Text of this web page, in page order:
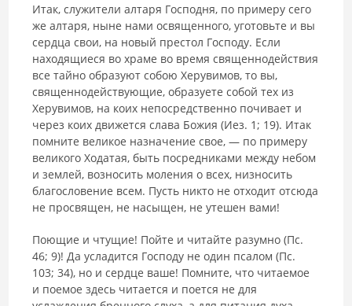
Итак, служители алтаря Господня, по примеру сего
же алтаря, ныне нами освященного, уготовьте и вы
сердца свои, на новый престол Госпо­ду. Если
находящиеся во храме во время священнодействия
все тайно образуют собою Херувимов, то вы,
священнодействующие, образуете собой тех из
Херувимов, на коих непосредственно почивает и
через коих движется слава Божия (Иез. 1; 19). Итак
помните великое назначение свое, — по примеру
великого Ходатая, быть посредниками между небом
и землей, возносить моления о всех, низносить
благословение всем. Пусть никто не отходит отсюда
не просвящен, не насыщен, не утешен вами!
Поющие и чтущие! Пойте и читайте разумно (Пс.
46; 9)! Да усла­дится Господу не один псалом (Пс.
103; 34), но и сердце ваше! Помни­те, что читаемое
и поемое здесь читается и поется не для